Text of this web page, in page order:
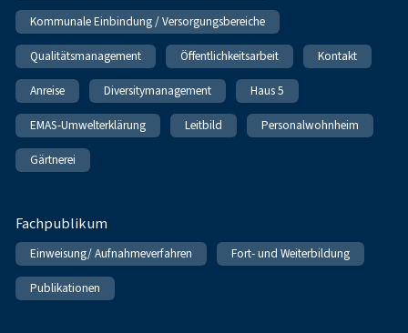
Kommunale Einbindung / Versorgungsbereiche
Qualitätsmanagement Öffentlichkeitsarbeit Kontakt
Anreise Diversitymanagement Haus 5
EMAS-Umwelterklärung Leitbild Personalwohnheim
Gärtnerei
Fachpublikum
Einweisung/ Aufnahmeverfahren Fort- und Weiterbildung
Publikationen